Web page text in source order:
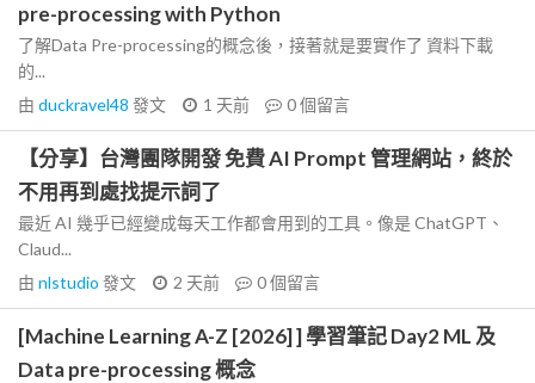
pre-processing with Python
了解Data Pre-processing的概念後，接著就是要實作了 資料下載
的...
由 duckravel48 發文 1 天前 0個留言
【分享】台灣團隊開發 免費 AI Prompt 管理網站，終於
不用再到處找提示詞了
最近 AI 幾乎已經變成每天工作都會用到的工具。像是 ChatGPT、
Claud...
由 nlstudio 發文 2 天前 0個留言
[Machine Learning A-Z [2026] ] 學習筆記 Day2 ML 及
Data pre-processing 概念